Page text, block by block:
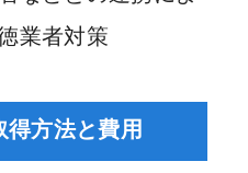
業者対策
方法と費用